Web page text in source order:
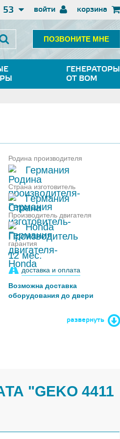
войти
53 корзина
ПОЗВОНИТЕ МНЕ
ГЕНЕРАТОРЫ
ОТ ВОМ
Родина производителя
Германия
Страна изготовитель
Германия
Производитель двигателя
Honda
гарантия
12 мес.
доставка и оплата
Возможна доставка
оборудования до двери
развернуть
"GEKO 4411